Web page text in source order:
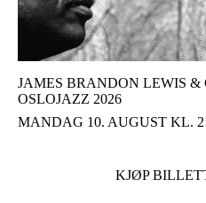
JAMES BRANDON LEWIS &
OSLOJAZZ 2026
MANDAG 10. AUGUST KL.
KJØP